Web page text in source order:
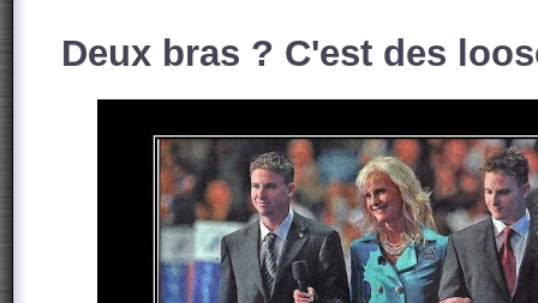
Deux bras ? C'est des